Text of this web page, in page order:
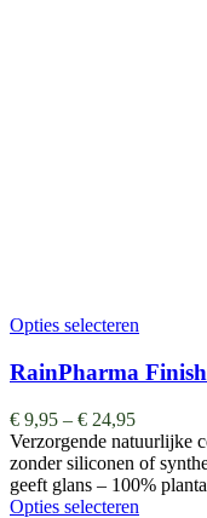
Opties selecteren
RainPharma
€ 9,95 – € 24,95
Verzorgende natuurlijke
zonder siliconen of
geeft glans – 100%
Opties selecteren